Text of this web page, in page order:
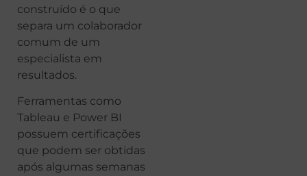
construído é o que
separa um colaborador
comum de um
especialista em
resultados.
Ferramentas como
Tableau e Power BI
possuem certificações
que podem ser obtidas
após algumas semanas